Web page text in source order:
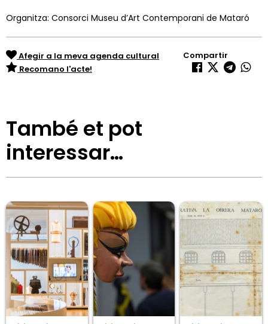
Organitza: Consorci Museu d’Art Contemporani de Mataró
Afegir a la meva agenda cultural
Recomano l'acte!
Compartir
També et pot
interessar…